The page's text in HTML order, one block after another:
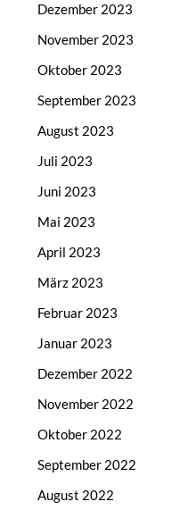
Dezember 2023
November 2023
Oktober 2023
September 2023
August 2023
Juli 2023
Juni 2023
Mai 2023
April 2023
März 2023
Februar 2023
Januar 2023
Dezember 2022
November 2022
Oktober 2022
September 2022
August 2022